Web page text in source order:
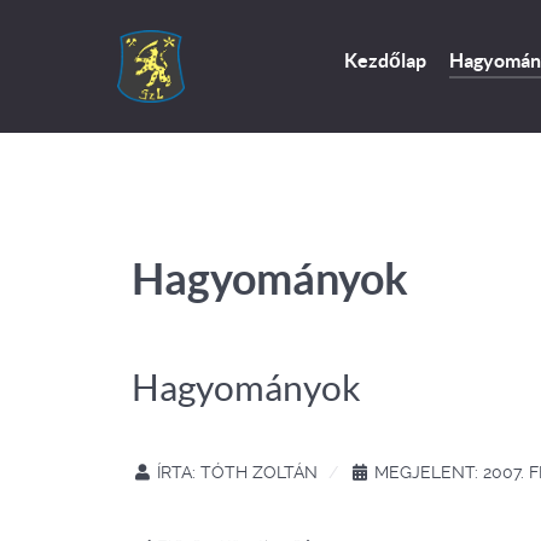
Kezdőlap
Hagyományok
Hagyományok
ÍRTA: TÓTH ZOLTÁN MEGJELENT: 2007.